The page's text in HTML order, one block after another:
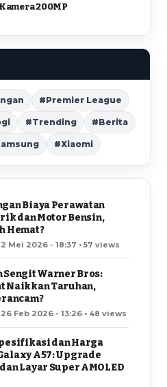
200MP
#Premier League
#Trending #Berita
#Xiaomi
Biaya Perawatan
dan Motor Bensin,
Hemat?
Mei 2026 - 18:37 • 57 views
Sengit Warner Bros:
Naikkan Taruhan,
Feb 2026 - 13:26 • 48 views
dan Harga
A57: Upgrade
Layar Super AMOLED